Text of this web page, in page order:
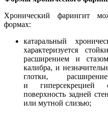
Хронический фарингит
формах:
катаральный
характеризуется
расширением и
калибра, и
глотки,
и гиперсекрецией
поверхность задней
или мутной слизью;